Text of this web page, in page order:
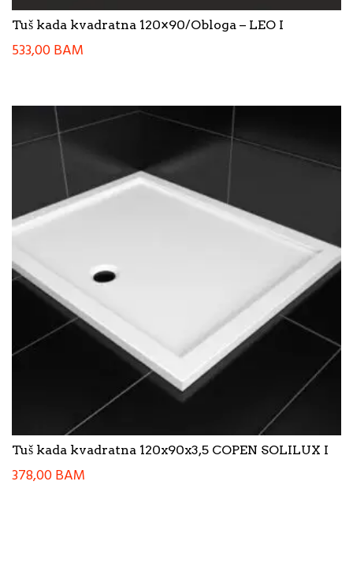
Tuš kada kvadratna 120×90/Obloga – LEO I
533,00BAM
Tuš kada kvadratna 120x90x3,5 COPEN SOLILUX I
378,00BAM